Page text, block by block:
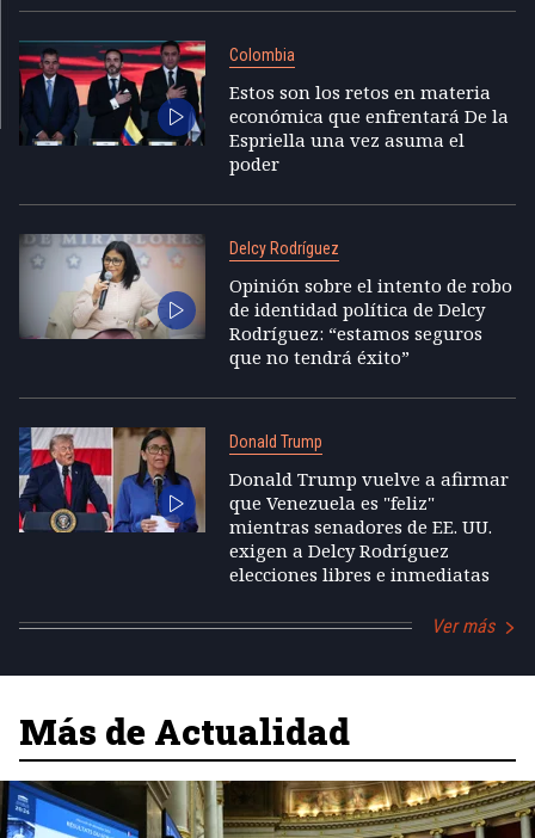
Colombia
Estos son los retos en materia
económica que enfrentará De la
Espriella una vez asuma el
poder
Delcy Rodríguez
Opinión sobre el intento de robo
de identidad política de Delcy
Rodríguez: “estamos seguros
que no tendrá éxito”
Donald Trump
Donald Trump vuelve a afirmar
que Venezuela es "feliz"
mientras senadores de EE. UU.
exigen a Delcy Rodríguez
elecciones libres e inmediatas
Ver más
Más de Actualidad